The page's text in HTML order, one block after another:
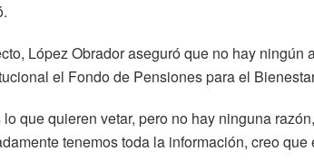
López Obrador aseguró que no hay ningún
el Fondo de Pensiones para el
lo que quieren vetar, pero no hay ninguna
tenemos toda la información, creo